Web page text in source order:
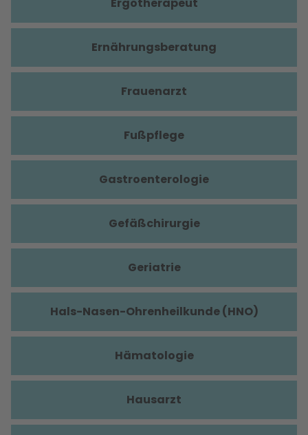
Ernährungsberatung
Frauenarzt
Fußpflege
Gastroenterologie
Gefäßchirurgie
Geriatrie
Hals-Nasen-Ohrenheilkunde (HNO)
Hämatologie
Hausarzt